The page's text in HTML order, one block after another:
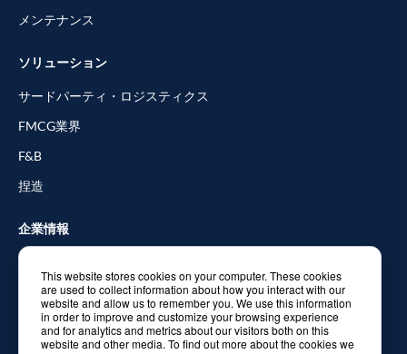
This website stores cookies on your computer. These cookies
are used to collect information about how you interact with our
website and allow us to remember you. We use this information
in order to improve and customize your browsing experience
and for analytics and metrics about our visitors both on this
website and other media. To find out more about the cookies we
メンテナンス
ソリューション
サードパーティ・ロジスティクス
FMCG業界
F&B
捏造
企業情報
Partners
ブログ